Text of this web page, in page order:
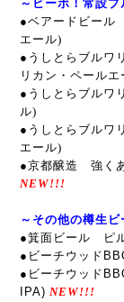
～ビーボ！常設ブ
●ベアードビール
エール)
●うしとらブルワ
リカン・ペールエ
●うしとらブルワ
ル)
●うしとらブルワ
エール)
●京都醸造 強く
NEW!!!
～その他の樽生ビ
●箕面ビール ピ
●ビーチウッド
●ビーチウッド
IPA) NEW!!!